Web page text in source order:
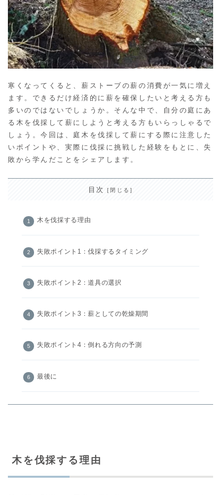
寒くなってくると、薪ストーブの薪の消費が一気に増え
ます。できるだけ経済的に薪を確保したいと考える方も
多いのではないでしょうか。そんな中で、自分の庭にあ
る木を伐採して薪にしようと考える方もいらっしゃるで
しょう。今回は、庭木を伐採して薪にする際に注意した
いポイントや、実際に伐採に挑戦した経験をもとに、失
敗から学んだことをシェアします。
目次
木を伐採する理由
失敗ポイント1：伐採するタイミング
失敗ポイント2：道具の選択
失敗ポイント3：薪としての乾燥期間
失敗ポイント4：倒れる方向の予測
最後に
木を伐採する理由